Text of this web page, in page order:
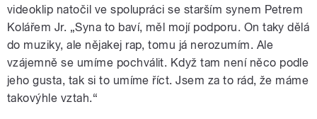
videoklip natočil ve spolupráci se starším synem Petrem
Kolářem Jr. „Syna to baví, měl mojí podporu. On taky dělá
do muziky, ale nějakej rap, tomu já nerozumím. Ale
vzájemně se umíme pochválit. Když tam není něco podle
jeho gusta, tak si to umíme říct. Jsem za to rád, že máme
takovýhle vztah.“